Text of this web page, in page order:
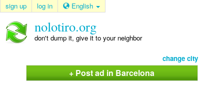
sign up log in English
nolotiro.org
don't dump it, give it to your neighbor
change city
+ Post ad in Barcelona